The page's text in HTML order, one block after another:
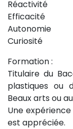
Réactivité
Efficacité
Autonomie
Curiosité
Formation :
Titulaire du
plastiques ou
Beaux arts ou
Une
est appréciée.